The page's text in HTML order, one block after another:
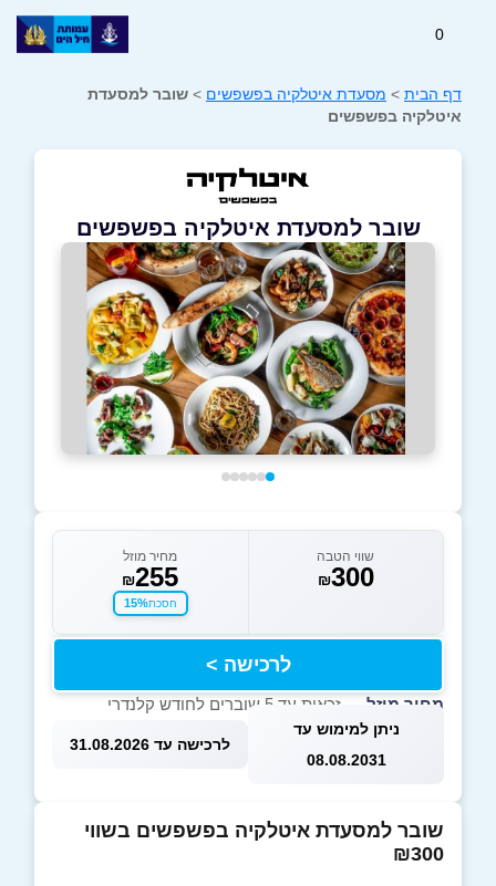
0
דף הבית > מסעדת איטלקיה בפשפשים > שובר למסעדת
איטלקיה בפשפשים
שובר למסעדת איטלקיה בפשפשים
שווי הטבה
₪300
מחיר מוזל
₪255
חסכת15%
לרכישה >
מחיר מוזל — זכאות עד 5 שוברים לחודש קלנדרי
ניתן למימוש עד
08.08.2031
לרכישה עד 31.08.2026
שובר למסעדת איטלקיה בפשפשים בשווי
₪300